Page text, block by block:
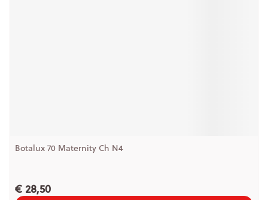
Botalux 70 Maternity Ch N4
€ 28,50